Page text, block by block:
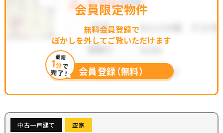
会員限定物件
無料会員登録で
ぼかしを外してご覧いただけます
最短
1分で
完了！ 会員登録（無料）
中古一戸建て 空家